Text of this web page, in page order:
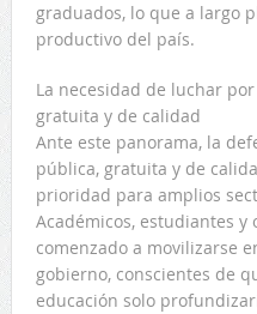
graduados, lo que a largo
productivo del país.
La necesidad de luchar
gratuita y de calidad
Ante este panorama, la
pública, gratuita y de
prioridad para amplios
Académicos, estudiantes y
comenzado a movilizarse
gobierno, conscientes de
educación solo